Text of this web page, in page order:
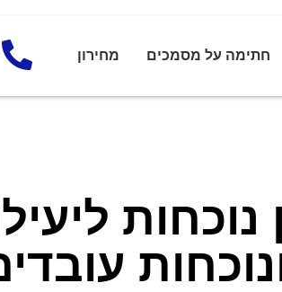
מחירון חתימה על מסמכים
נוכחות